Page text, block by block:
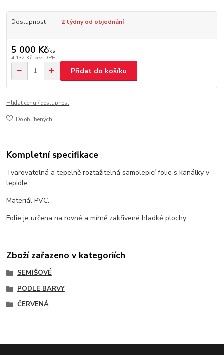
Dostupnost 2 týdny od objednání
5 000 Kč/ks
4 132 Kč bez DPH
Přidat do košíku
Hlídat cenu / dostupnost
Do oblíbených
Kompletní specifikace
Tvarovatelná a tepelně roztažitelná samolepicí folie s kanálky v
lepidle.
Materiál PVC.
Folie je určena na rovné a mírně zakřivené hladké plochy.
Zboží zařazeno v kategoriích
SEMIŠOVÉ
PODLE BARVY
ČERVENÁ